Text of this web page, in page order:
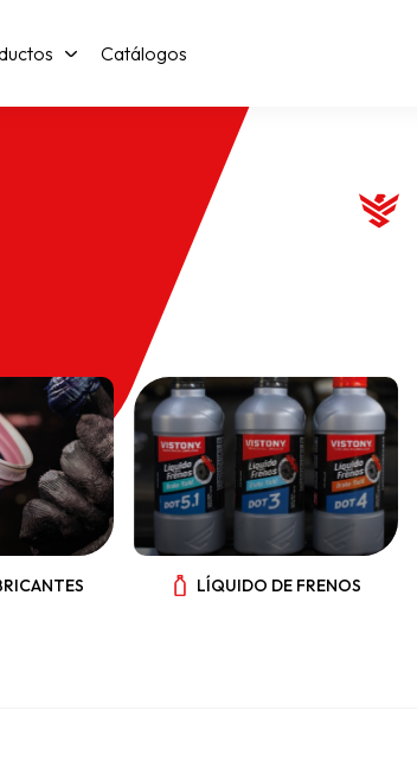
Catálogos
LÍQUIDO DE FRENOS